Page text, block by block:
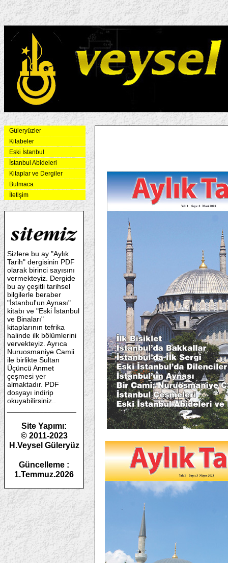
Güleryüzler
Kitabeler
Eski İstanbul
İstanbul Abideleri
Kitaplar ve Dergiler
Bulmaca
İletişim
Sizlere bu ay "Aylık
Tarih" dergisinin PDF
olarak birinci sayısını
vermekteyiz. Dergide
bu ay çeşitli tarihsel
bilgilerle beraber
"İstanbul'un Aynası"
kitabı ve "Eski İstanbul
ve Binaları"
kitaplarının tefrika
halinde ilk bölümlerini
vervekteyiz. Ayrıca
Nuruosmaniye Camii
ile birlikte Sultan
Üçüncü Anmet
çeşmesi yer
almaktadır. PDF
dosyayı indirip
okuyabilirsiniz..
Site Yapımı:
© 2011-2023
H.Veysel Güleryüz
Güncelleme :
1.Temmuz.2026